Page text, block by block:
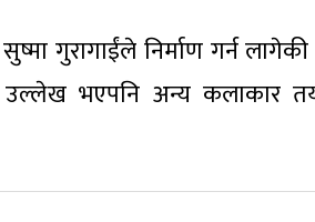
गुरागाईंले निर्माण गर्न
उल्लेख भएपनि अन्य कलाकार